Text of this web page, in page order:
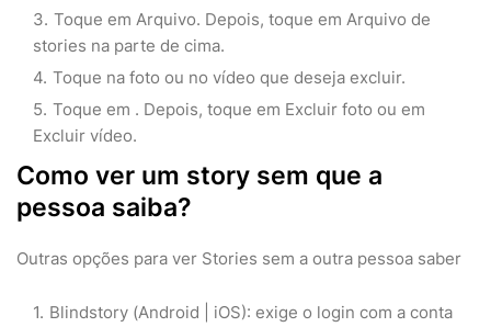
Toque em Arquivo. Depois, toque em Arquivo de
stories na parte de cima.
Toque na foto ou no vídeo que deseja excluir.
Toque em . Depois, toque em Excluir foto ou em
Excluir vídeo.
Como ver um story sem que a
pessoa saiba?
Outras opções para ver Stories sem a outra pessoa saber
Blindstory (Android | iOS): exige o login com a conta